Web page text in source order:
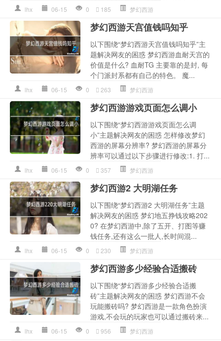
lhx 06-15 0 185 梦幻西游
梦幻西游天宫值钱吗知乎
以下围绕“梦幻西游天宫值钱吗知乎”主
题解决网友的困惑 梦幻西游血耐天宫的
价值是什么? 血耐TG 主要靠的是封, 每
个门派封系都有自己的特色。 魔...
lhx 06-15 0 263 梦幻西游
梦幻西游游戏页面怎么调小
以下围绕“梦幻西游游戏页面怎么调
小”主题解决网友的困惑 怎样修改梦幻
西游的屏幕分辨率? 梦幻西游的屏幕分
辨率可以通过以下步骤进行修改:1. 打...
lhx 06-15 0 357 梦幻西游
梦幻西游2 大明湖任务
以下围绕“梦幻西游2 大明湖任务”主题
解决网友的困惑 梦幻地五挣钱攻略202
0? 在梦幻西游中,除了五开、打图等赚
钱任务,还有这么一批人,长时间混...
lhx 06-15 0 230 梦幻西游
梦幻西游多少经验合适搬砖
以下围绕“梦幻西游多少经验合适搬
砖”主题解决网友的困惑 梦幻西游不会
玩能搬砖吗? 梦幻西游是一款角色扮演
游戏,不会玩的玩家也可以通过搬砖来...
lhx 06-15 0 956 梦幻西游